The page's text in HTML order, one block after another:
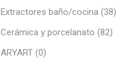
Extractores baño/cocina (38)
Cerámica y porcelanato (82)
ARYART (0)